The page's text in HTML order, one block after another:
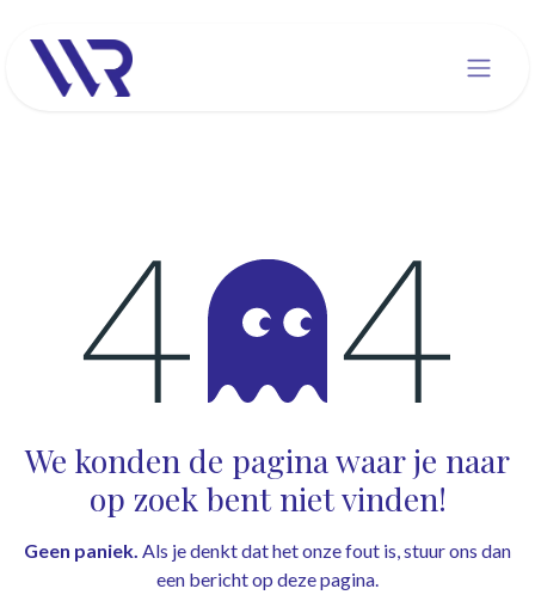
Fout 404
We konden de pagina waar je naar
op zoek bent niet vinden!
Geen paniek. Als je denkt dat het onze fout is, stuur ons dan
een bericht op deze pagina.